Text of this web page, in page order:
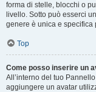
forma di stelle, blocchi o
livello. Sotto può esserci
genere è unica e specifica
Top
Come posso inserire un
All’interno del tuo
aggiungere un avatar